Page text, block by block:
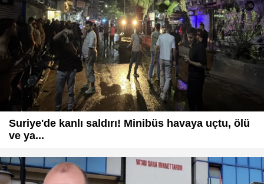
Suriye'de kanlı saldırı! Minibüs havaya uçtu, ölü
ve ya...